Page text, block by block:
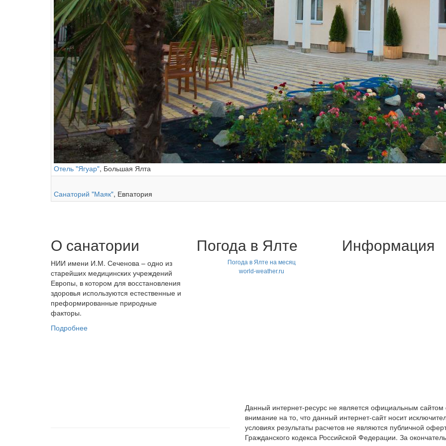
Отель "Ягуар", Большая Ялта
Санаторий "Маяк", Евпатория
О санатории
НИИ имени И.М. Сеченова – одно из
старейших медицинских учреждений
Европы, в котором для восстановления
здоровья используются естественные и
преформированные природные
факторы.
Подробнее
Погода в Ялте
Погода в Ялте на месяц
world-weather.ru
Информация
Данный интернет-ресурс не является официальным
внимание на то, что данный интернет-сайт носит
условиях результаты расчетов не являются публичной
Гражданского кодекса Российской Федерации. За